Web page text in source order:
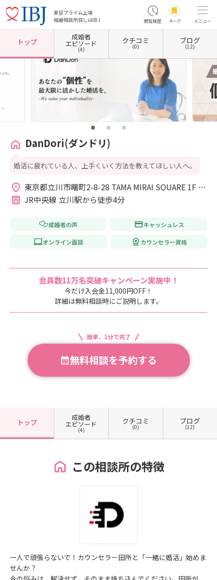
東証プライム上場
結婚相談所探しはIBJ
閲覧履歴 キープ メニュー
ホーム 東京都の結婚相談所 東京都立川市 DanDori(ダンドリ)
トップ
成婚者
エピソード
(4)
クチコミ
(0)
ブログ
(12)
DanDori(ダンドリ)
婚活に疲れている人、上手くいく方法を教えてほしい人へ。
東京都立川市曙町2-8-28 TAMA MIRAI SQUARE 1F
me:rise立川
JR中央線 立川駅から徒歩4分
成婚者の声 キャッシュレス
オンライン面談 カウンセラー資格
会員数11万名突破キャンペーン実施中！
今だけ入会金11,000円OFF！
詳細は無料相談時にご説明します。
簡単、1分で完了
無料相談を予約する
トップ
成婚者
エピソード
(4)
クチコミ
(0)
ブログ
(12)
この相談所の特徴
一人で頑張らないで！カウンセラー田所と「一緒に婚活」始めま
せんか？